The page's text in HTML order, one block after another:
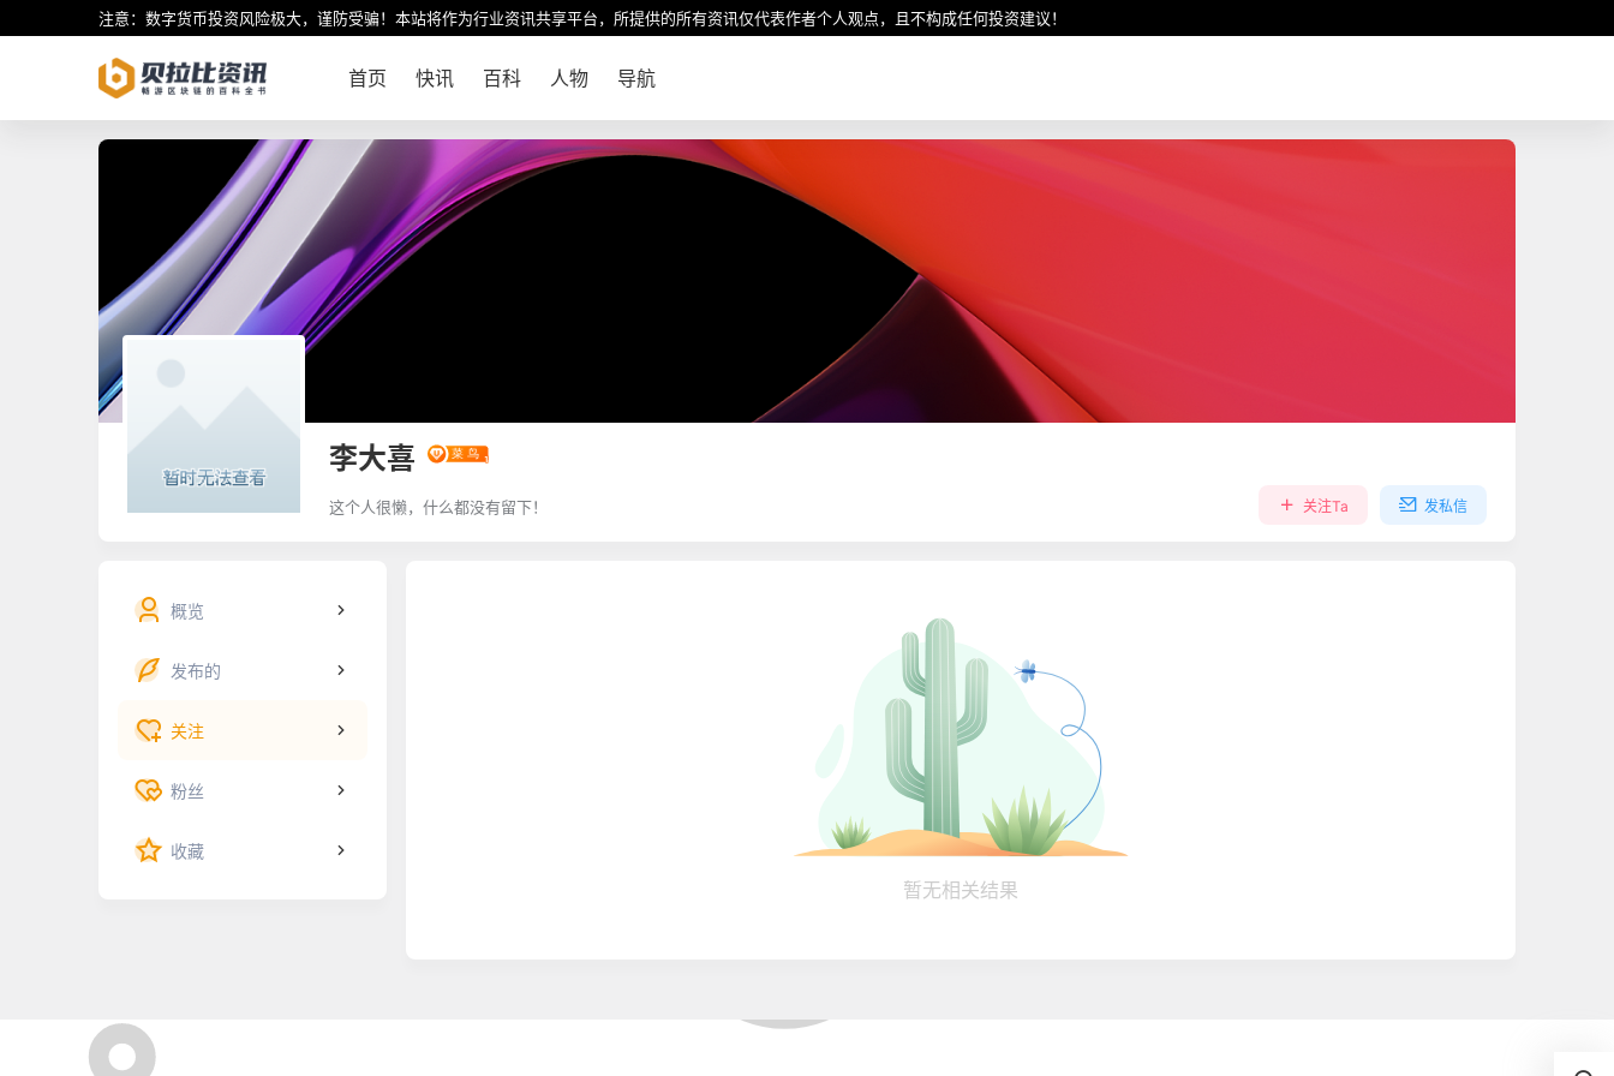
注意：数字货币投资风险极大，谨防受骗！本站将作为行业资讯共享平台，所提供的所有资讯仅代表作者个人观点，且不构成任何投资建议！
首页 快讯 百科 人物 导航
李大喜
这个人很懒，什么都没有留下！ 关注Ta 发私信
概览
发布的
关注
粉丝
收藏
暂无相关结果